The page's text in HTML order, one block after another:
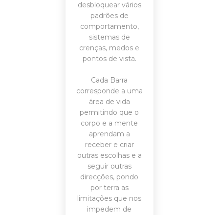
desbloquear vários
padrões de
comportamento,
sistemas de
crenças, medos e
pontos de vista.
Cada Barra
corresponde a uma
área de vida
permitindo que o
corpo e a mente
aprendam a
receber e criar
outras escolhas e a
seguir outras
direcções, pondo
por terra as
limitações que nos
impedem de